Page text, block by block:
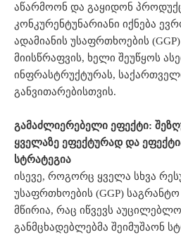
აწარმოონ და გაყიდონ
კონკურენტუნარიანი იქნება
ადამიანის უსაფრთხოების
მიისწრაფვის, ხელი შეუწყოს
ინფრასტრუქტურას,
განვითარებისთვის.
გამაძლიერებელი ეფექტი:
ყველაზე ეფექტურად და
სტრატეგია
ისევე, როგორც ყველა სხვა
უსაფრთხოების (GGP)
მწირია, რაც იწვევს
განმცხადებლებმა შეიმუშაონ